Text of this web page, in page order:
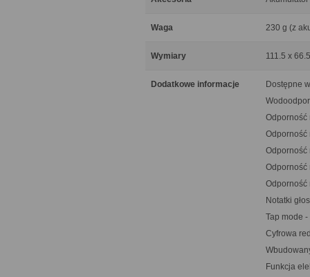
Waga 230 g (z
Wymiary 111.5 x
Dodatkowe informacje
Dostępne
Odporność
Odporność
Odporność
Odporność
Odporność
Notatki
Tap mode
Cyfrowa
Funkcja